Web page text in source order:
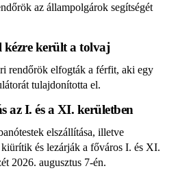
az állampolgárok segítségét
került a tolvaj
rendőrök elfogták a férfit, aki egy
tulajdonította el.
az I. és a XI. kerületben
elszállítása, illetve
kiürítik és lezárják a főváros I. és XI.
2026. augusztus 7-én.